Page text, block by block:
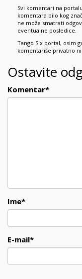
Svi komentari na
komentara bilo kog
ne može smatrati
eventualne posledice.
Tango Six portal, osim
komentariše privatno
Ostavite
Komentar*
Ime*
E-mail*